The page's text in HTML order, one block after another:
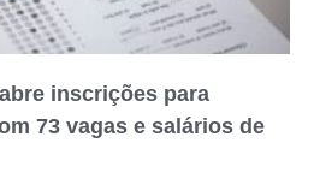
inscrições para
73 vagas e salários de